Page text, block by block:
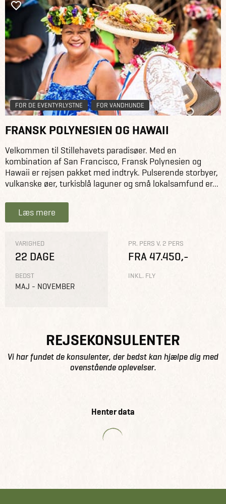
FOR DE EVENTYRLYSTNE FOR VANDHUNDE
FRANSK POLYNESIEN OG HAWAII
Velkommen til Stillehavets paradisøer. Med en
kombination af San Francisco, Fransk Polynesien og
Hawaii er rejsen pakket med indtryk. Pulserende storbyer,
vulkanske øer, turkisblå laguner og små lokalsamfund er...
Læs mere
VARIGHED
22 DAGE
BEDST
MAJ - NOVEMBER
PR. PERS V. 2 PERS
FRA 47.450,-
INKL. FLY
REJSEKONSULENTER
Vi har fundet de konsulenter, der bedst kan hjælpe dig med
ovenstående oplevelser.
Henter data